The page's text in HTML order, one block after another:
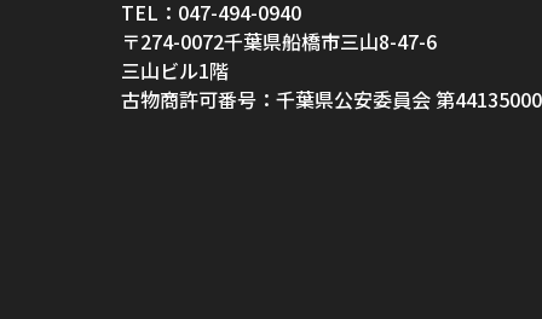
TEL：047-494-0940
〒274-0072千葉県船橋市三山8-47-6
三山ビル1階
古物商許可番号：千葉県公安委員会 第